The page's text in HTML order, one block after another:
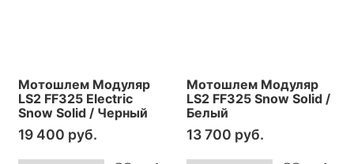
Мотошлем Модуляр
LS2 FF325 Electric
Snow Solid / Черный
19 400 руб.
Мотошлем Модуляр
LS2 FF325 Snow Solid /
Белый
13 700 руб.